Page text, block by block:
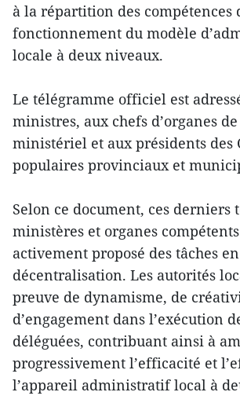
à la répartition des compétences
fonctionnement du modèle
locale à deux niveaux.
Le télégramme officiel est
ministres, aux chefs d’organes
ministériel et aux présidents des
populaires provinciaux et
Selon ce document, ces derniers
ministères et organes
activement proposé des tâches
décentralisation. Les autorités
preuve de dynamisme, de
d’engagement dans l’exécution
déléguées, contribuant ainsi à
progressivement l’efficacité et
l’appareil administratif local à